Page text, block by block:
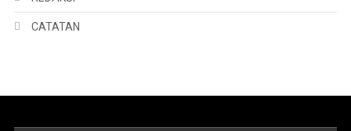
CATATAN